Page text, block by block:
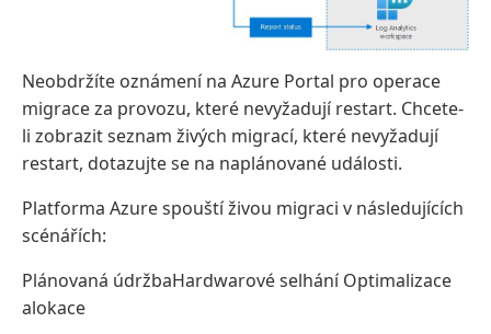
Neobdržíte oznámení na Azure Portal pro operace
migrace za provozu, které nevyžadují restart. Chcete-
li zobrazit seznam živých migrací, které nevyžadují
restart, dotazujte se na naplánované události.
Platforma Azure spouští živou migraci v následujících
scénářích:
Plánovaná údržbaHardwarové selhání Optimalizace
alokace